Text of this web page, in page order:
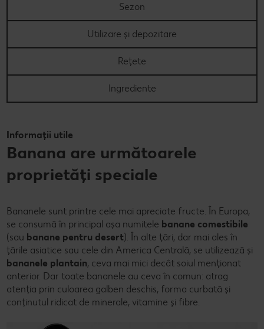
Sezon
Utilizare și depozitare
Rețete
Ingrediente
Informații utile
Banana are următoarele
proprietăți speciale
Bananele sunt printre cele mai apreciate fructe. În Europa,
se consumă în principal așa numitele banane comestibile
(sau banane pentru desert). În alte țări, dar mai ales în
țările asiatice sau cele din America Centrală, se utilizează și
bananele plantain, ceva mai mici decât soiul menționat
anterior. Dar toate bananele au ceva în comun: atrag
atenția prin culoarea galben deschis, forma curbată și
conținutul ridicat de minerale, vitamine și fibre.